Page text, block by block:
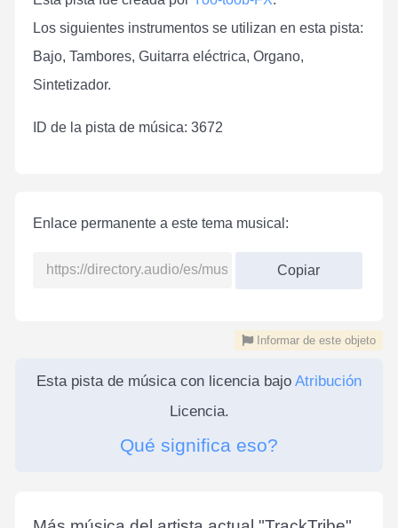
Los siguientes instrumentos se utilizan en esta pista:
Bajo, Tambores, Guitarra eléctrica, Organo,
Sintetizador.
ID de la pista de música: 3672
Enlace permanente a este tema musical:
Copiar
Informar de este objeto
Esta pista de música con licencia bajo Atribución
Licencia.
Qué significa eso?